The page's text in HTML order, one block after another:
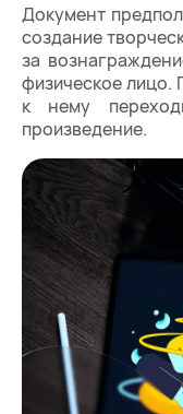
Документ
создание
за
физическое лицо.
к нему
произведение.